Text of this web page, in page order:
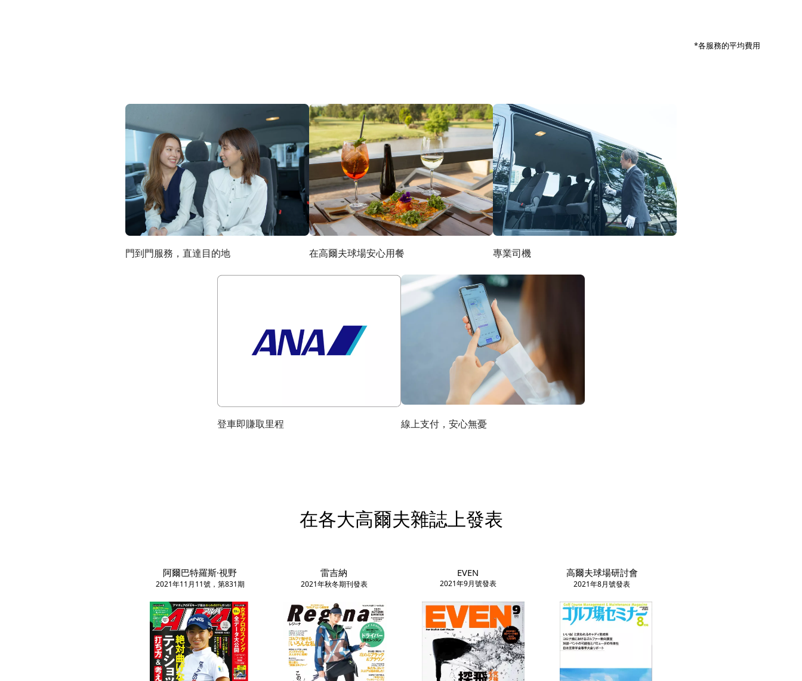
*各服務的平均費用
門到門服務，直達目的地 在高爾夫球場安心用餐 專業司機
登車即賺取里程 線上支付，安心無憂
在各大高爾夫雜誌上發表
阿爾巴特羅斯·視野
2021年11月11號，第831期
雷吉納
2021年秋冬期刊發表
EVEN
2021年9月號發表
高爾夫球場研討會
2021年8月號發表